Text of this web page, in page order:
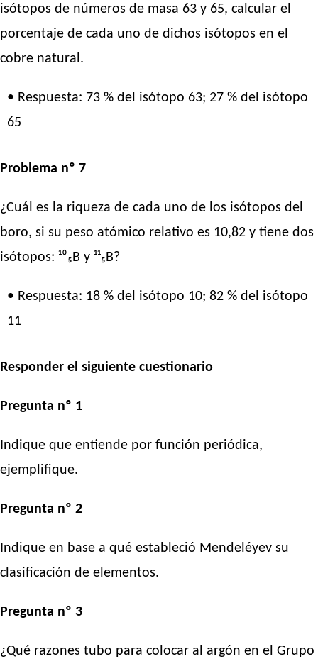
isótopos de números de masa 63 y 65, calcular el
porcentaje de cada uno de dichos isótopos en el
cobre natural.
• Respuesta: 73 % del isótopo 63; 27 % del isótopo
65
Problema nº 7
¿Cuál es la riqueza de cada uno de los isótopos del
boro, si su peso atómico relativo es 10,82 y tiene dos
isótopos: ¹⁰₅B y ¹¹₅B?
• Respuesta: 18 % del isótopo 10; 82 % del isótopo
11
Responder el siguiente cuestionario
Pregunta nº 1
Indique que entiende por función periódica,
ejemplifique.
Pregunta nº 2
Indique en base a qué estableció Mendeléyev su
clasificación de elementos.
Pregunta nº 3
¿Qué razones tubo para colocar al argón en el Grupo